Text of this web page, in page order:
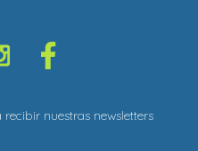
nuestras newsletters